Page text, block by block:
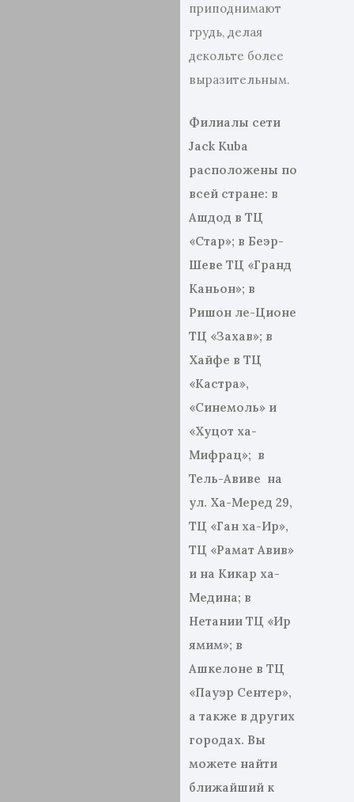
приподнимают
грудь, делая
декольте более
выразительным.
Филиалы сети
Jack Kuba
расположены по
всей стране: в
Ашдод в ТЦ
«Стар»; в Беэр-
Шеве ТЦ «Гранд
Каньон»; в
Ришон ле-Ционе
ТЦ «Захав»; в
Хайфе в ТЦ
«Кастра»,
«Синемоль» и
«Хуцот ха-
Мифрац»; в
Тель-Авиве на
ул. Ха-Меред 29,
ТЦ «Ган ха-Ир»,
ТЦ «Рамат Авив»
и на Кикар ха-
Медина; в
Нетании ТЦ «Ир
ямим»; в
Ашкелоне в ТЦ
«Пауэр Сентер»,
а также в других
городах. Вы
можете найти
ближайший к